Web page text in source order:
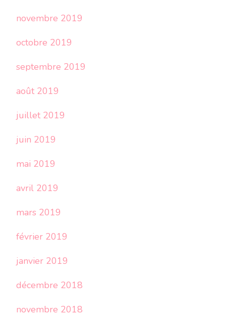
novembre 2019
octobre 2019
septembre 2019
août 2019
juillet 2019
juin 2019
mai 2019
avril 2019
mars 2019
février 2019
janvier 2019
décembre 2018
novembre 2018